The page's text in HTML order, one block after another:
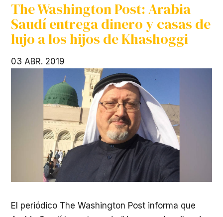
The Washington Post: Arabia
Saudí entrega dinero y casas de
lujo a los hijos de Khashoggi
03 ABR. 2019
El periódico The Washington Post informa que